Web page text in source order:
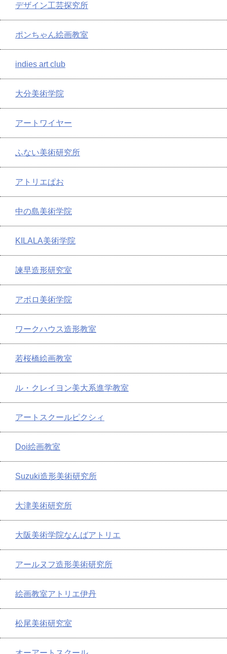
デザイン工芸探究所
ポンちゃん絵画教室
indies art club
大分美術学院
アートワイヤー
ふない美術研究所
アトリエぱお
中の島美術学院
KILALA美術学院
諫早造形研究室
アポロ美術学院
ワークハウス造形教室
若桜橋絵画教室
ル・クレイヨン美大系進学教室
アートスクールピクシィ
Doi絵画教室
Suzuki造形美術研究所
大津美術研究所
大阪美術学院なんばアトリエ
アールヌフ造形美術研究所
絵画教室アトリエ伊丹
松尾美術研究室